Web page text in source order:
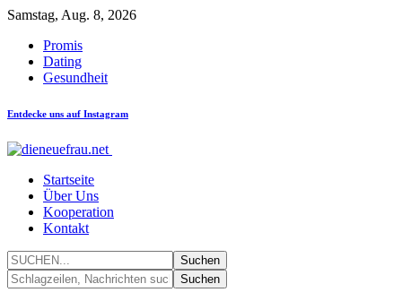
Samstag, Aug. 8, 2026
Promis
Dating
Gesundheit
Entdecke uns auf Instagram
Startseite
Über Uns
Kooperation
Kontakt